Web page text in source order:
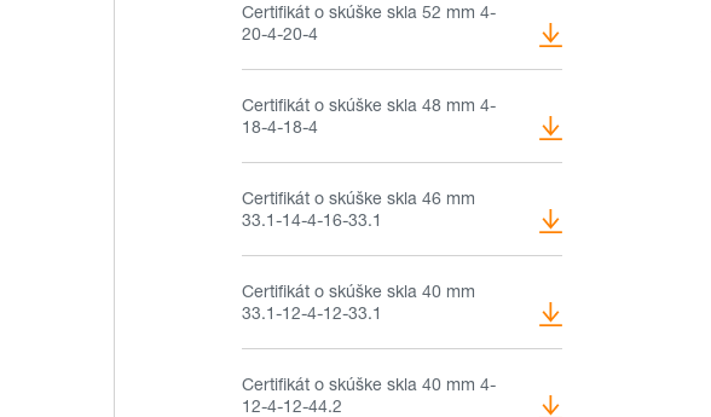
Certifikát o skúške skla 52 mm 4-
20-4-20-4
Certifikát o skúške skla 48 mm 4-
18-4-18-4
Certifikát o skúške skla 46 mm
33.1-14-4-16-33.1
Certifikát o skúške skla 40 mm
33.1-12-4-12-33.1
Certifikát o skúške skla 40 mm 4-
12-4-12-44.2